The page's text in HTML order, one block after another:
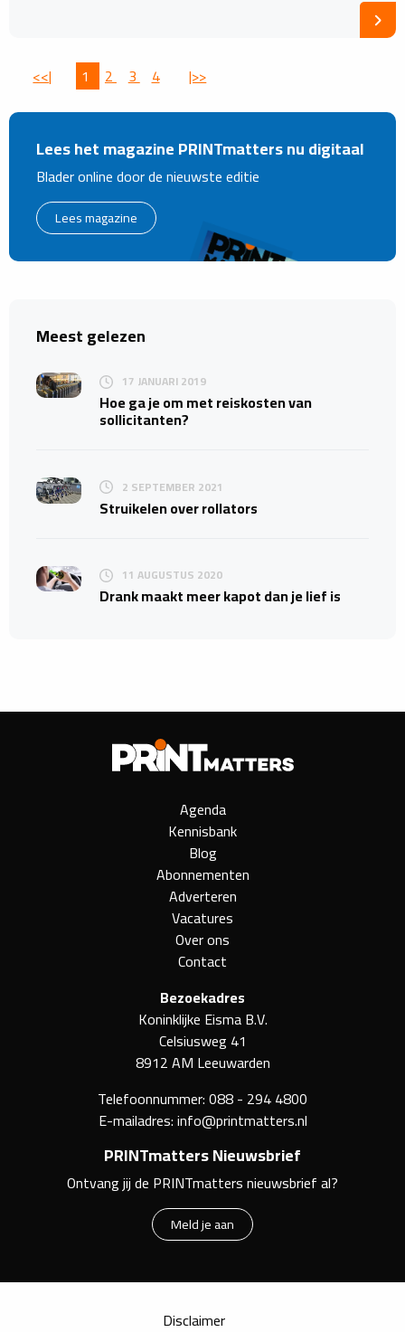
<<| 1 2 3 4 |>>
Lees het magazine PRINTmatters nu digitaal
Blader online door de nieuwste editie
Lees magazine
Meest gelezen
17 JANUARI 2019
Hoe ga je om met reiskosten van
sollicitanten?
2 SEPTEMBER 2021
Struikelen over rollators
11 AUGUSTUS 2020
Drank maakt meer kapot dan je lief is
Agenda
Kennisbank
Blog
Abonnementen
Adverteren
Vacatures
Over ons
Contact
Bezoekadres
Koninklijke Eisma B.V.
Celsiusweg 41
8912 AM Leeuwarden
Telefoonnummer:088 - 294 4800
E-mailadres:info@printmatters.nl
PRINTmatters Nieuwsbrief
Ontvang jij de PRINTmatters nieuwsbrief al?
Meld je aan
Disclaimer